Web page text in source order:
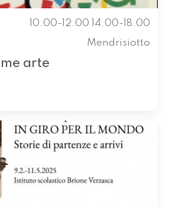
10.00-12.00 14.00-18.00
Mendrisiotto
arte